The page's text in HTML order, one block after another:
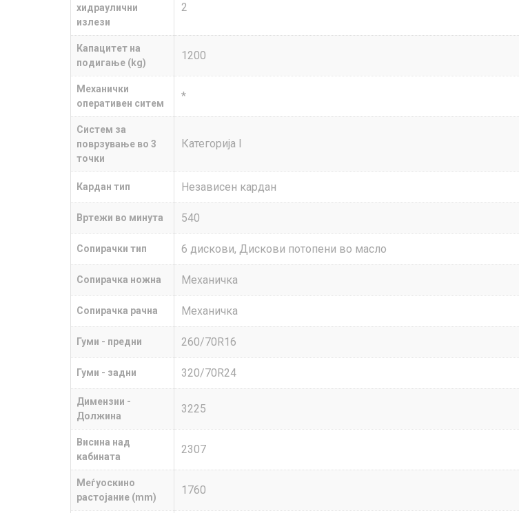
хидраулични
излези
2
Капацитет на
подигање (kg)
1200
Механички
оперативен ситем
*
Систем за
поврзување во 3
точки
Категорија I
Кардан тип Независен кардан
Вртежи во минута 540
Сопирачки тип 6 дискови, Дискови потопени во масло
Сопирачка ножна Механичка
Сопирачка рачна Механичка
Гуми - предни 260/70R16
Гуми - задни 320/70R24
Димензии -
Должина
3225
Висина над
кабината
2307
Меѓуоскино
растојание (mm)
1760